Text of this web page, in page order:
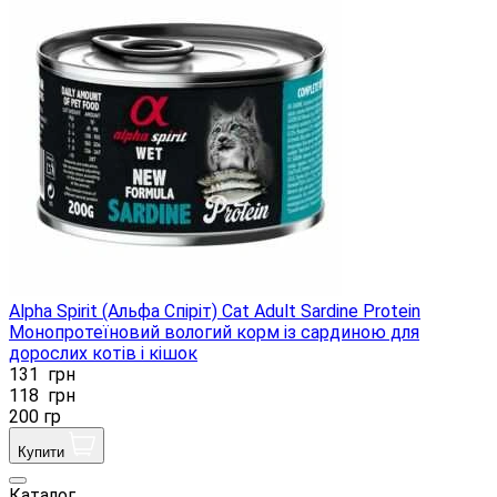
Alpha Spirit (Альфа Спіріт) Cat Adult Sardine Protein
Монопротеїновий вологий корм із сардиною для
дорослих котів і кішок
131 грн
118 грн
200 гр
Купити